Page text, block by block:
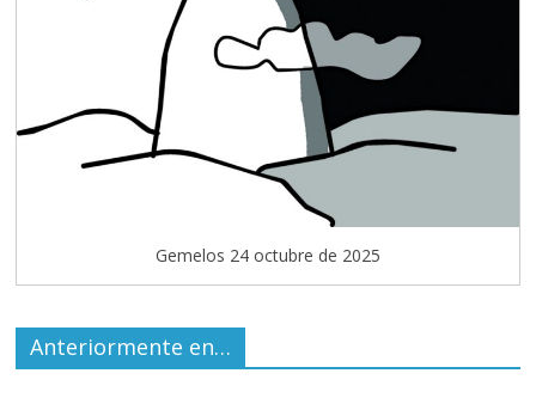
Gemelos 24 octubre de 2025
Anteriormente en…